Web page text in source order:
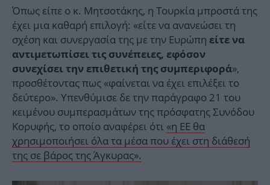
Όπως είπε ο κ. Μητσοτάκης, η Τουρκία μπροστά της
έχει μια καθαρή επιλογή: «είτε να ανανεώσει τη
σχέση και συνεργασία της με την Ευρώπη είτε να
αντιμετωπίσει τις συνέπειες, εφόσον
συνεχίσει την επιθετική της συμπεριφορά»,
προσθέτοντας πως «φαίνεται να έχει επιλέξει το
δεύτερο». Υπενθύμισε δε την παράγραφο 21 του
κειμένου συμπερασμάτων της πρόσφατης Συνόδου
Κορυφής, το οποίο αναφέρει ότι «η ΕΕ θα
χρησιμοποιήσει όλα τα μέσα που έχει στη διάθεσή
της σε βάρος της Άγκυρας».